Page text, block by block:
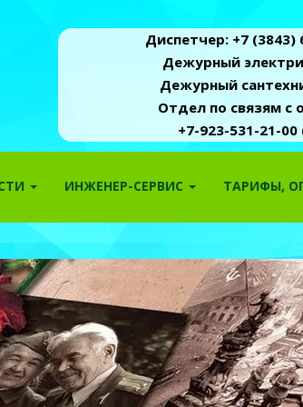
Диспетчер: +7 (3843)
Дежурный
Дежурный
Отдел по связям с
+7-923-531-21-
ИНЖЕНЕР-СЕРВИС ТАРИФЫ,